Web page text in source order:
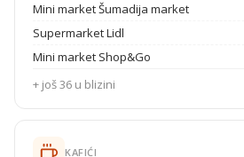
Mini market Šumadija market
Supermarket Lidl
Mini market Shop&Go
+ još 36 u blizini
KAFIĆI